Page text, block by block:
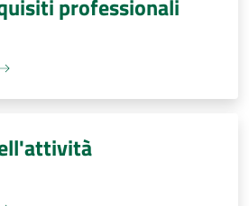
professionali